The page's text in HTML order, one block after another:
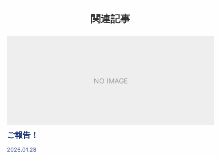
関連記事
NO IMAGE
ご報告！
2026.01.28